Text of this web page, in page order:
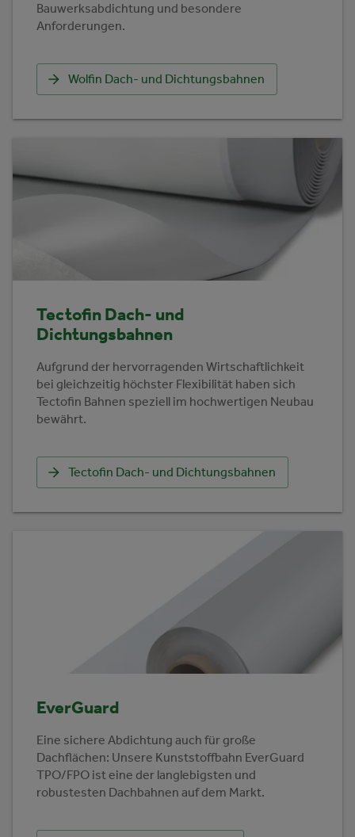
Bauwerksabdichtung und besondere
Anforderungen.
Wolfin Dach- und Dichtungsbahnen
Tectofin Dach- und
Dichtungsbahnen
Aufgrund der hervorragenden Wirtschaftlichkeit
bei gleichzeitig höchster Flexibilität haben sich
Tectofin Bahnen speziell im hochwertigen Neubau
bewährt.
Tectofin Dach- und Dichtungsbahnen
EverGuard
Eine sichere Abdichtung auch für große
Dachflächen: Unsere Kunststoffbahn EverGuard
TPO/FPO ist eine der langlebigsten und
robustesten Dachbahnen auf dem Markt.